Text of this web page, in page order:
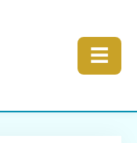
☰